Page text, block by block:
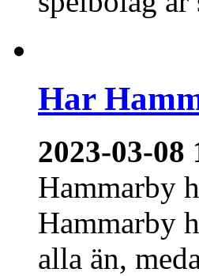
Har
2023-03-08
Hammarby
Hammarby
alla än,